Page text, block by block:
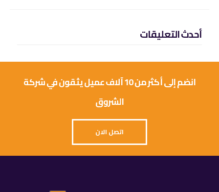
أحدث التعليقات
انضم إلى أكثر من 10 آلاف عميل يثقون في شركة
الشروق
اتصل الان